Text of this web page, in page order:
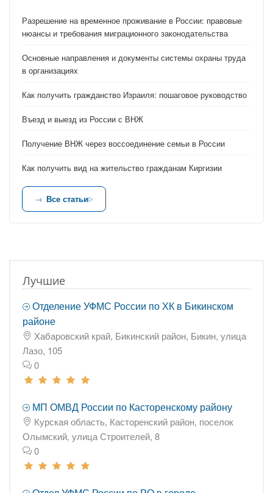
Разрешение на временное проживание в России: правовые
нюансы и требования миграционного законодательства
Основные направления и документы системы охраны труда
в организациях
Как получить гражданство Израиля: пошаговое руководство
Въезд и выезд из России с ВНЖ
Получение ВНЖ через воссоединение семьи в России
Как получить вид на жительство гражданам Киргизии
Все статьи
Лучшие
Отделение УФМС России по ХК в Бикинском
районе
Хабаровский край, Бикинский район, Бикин, улица
Лазо, 105
0
МП ОМВД России по Касторенскому району
Курская область, Касторенский район, поселок
Олымский, улица Строителей, 8
0